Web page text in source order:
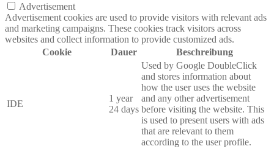
Advertisement
Advertisement cookies are used to provide visitors with relevant ads
and marketing campaigns. These cookies track visitors across
websites and collect information to provide customized ads.
Cookie
Dauer Beschreibung
IDE
1 year
24 days
Used by Google DoubleClick
and stores information about
how the user uses the website
and any other advertisement
before visiting the website. This
is used to present users with ads
that are relevant to them
according to the user profile.